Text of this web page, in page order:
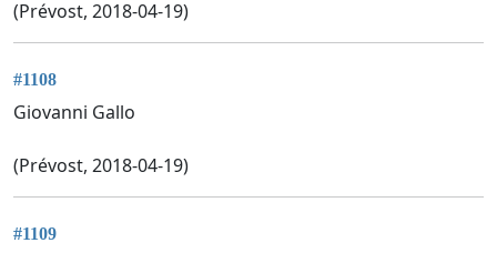
(Prévost, 2018-04-19)
#1108
Giovanni Gallo
(Prévost, 2018-04-19)
#1109